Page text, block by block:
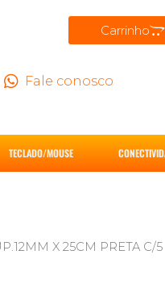
Carrinho
Fale conosco
TECLADO/MOUSE
X 25CM PRETA C/5